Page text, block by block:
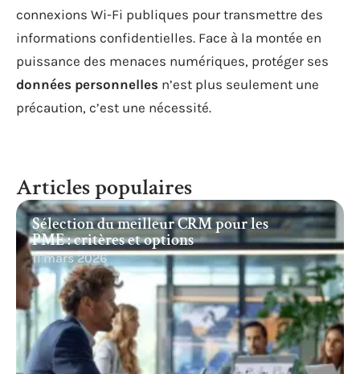
connexions Wi-Fi publiques pour transmettre des
informations confidentielles. Face à la montée en
puissance des menaces numériques, protéger ses
données personnelles n’est plus seulement une
précaution, c’est une nécessité.
Articles populaires
Sélection du meilleur CRM pour les
PME : critères et options
11 mars 2026